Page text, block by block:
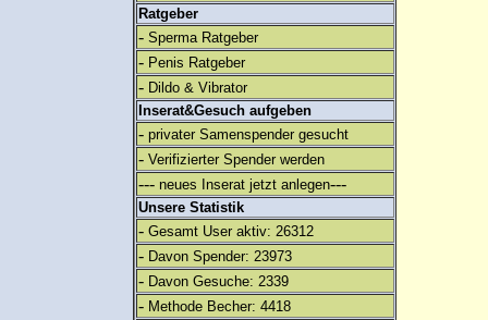
Ratgeber
- Sperma Ratgeber
- Penis Ratgeber
- Dildo & Vibrator
Inserat&Gesuch aufgeben
- privater Samenspender gesucht
- Verifizierter Spender werden
--- neues Inserat jetzt anlegen---
Unsere Statistik
- Gesamt User aktiv: 26312
- Davon Spender: 23973
- Davon Gesuche: 2339
- Methode Becher: 4418